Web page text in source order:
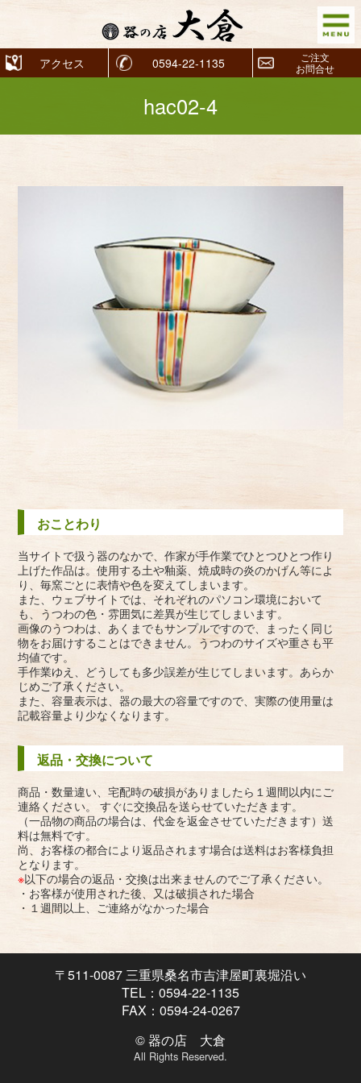
アクセス 0594-22-1135
ご注文
お問合せ
hac02-4
おことわり
当サイトで扱う器のなかで、作家が手作業でひとつひとつ作り
上げた作品は。使用する土や釉薬、焼成時の炎のかげん等によ
り、毎窯ごとに表情や色を変えてしまいます。
また、ウェブサイトでは、それぞれのパソコン環境において
も、うつわの色・雰囲気に差異が生じてしまいます。
画像のうつわは、あくまでもサンプルですので、まったく同じ
物をお届けすることはできません。うつわのサイズや重さも平
均値です。
手作業ゆえ、どうしても多少誤差が生じてしまいます。あらか
じめご了承ください。
また、容量表示は、器の最大の容量ですので、実際の使用量は
記載容量より少なくなります。
返品・交換について
商品・数量違い、宅配時の破損がありましたら１週間以内にご
連絡ください。 すぐに交換品を送らせていただきます。
（一品物の商品の場合は、代金を返金させていただきます）送
料は無料です。
尚、お客様の都合により返品されます場合は送料はお客様負担
となります。
※以下の場合の返品・交換は出来ませんのでご了承ください。
・お客様が使用された後、又は破損された場合
・１週間以上、ご連絡がなかった場合
〒511-0087 三重県桑名市吉津屋町裏堀沿い
TEL：0594-22-1135
FAX：0594-24-0267
© 器の店 大倉
All Rights Reserved.